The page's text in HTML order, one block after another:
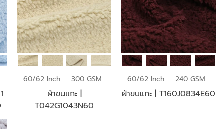
60/62 Inch 300 GSM
ผ้าขนแกะ |
T042G1043N60
60/62 Inch 240 GSM
ผ้าขนแกะ | T160J0834E60